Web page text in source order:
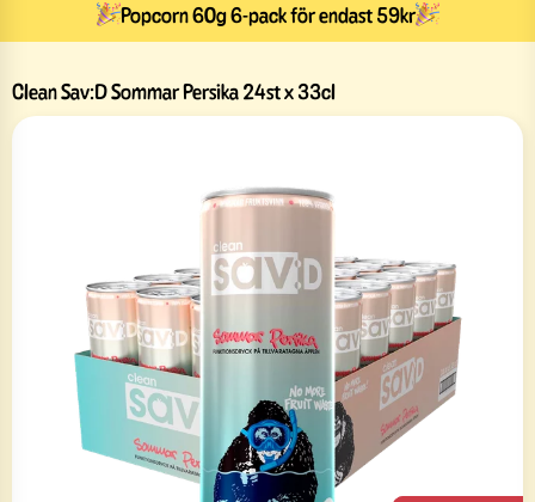
Popcorn 60g 6-pack för endast 59kr
Clean Sav:D Sommar Persika 24st x 33cl